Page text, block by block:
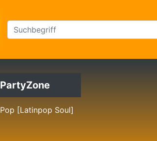
PartyZone
Pop [Latinpop Soul]